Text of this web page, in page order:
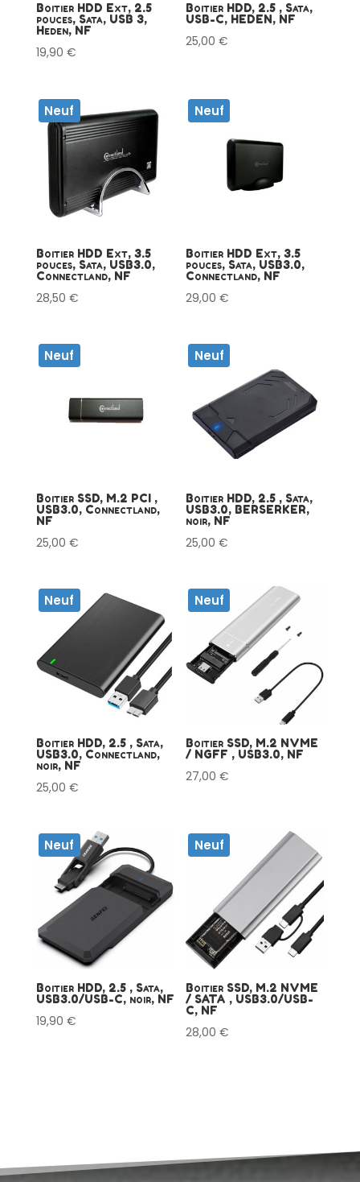
Boitier HDD Ext, 2.5
pouces, Sata, USB 3,
Heden, NF
19,90 €
Boitier HDD, 2.5 , Sata,
USB-C, HEDEN, NF
25,00€
Neuf
Boitier HDD Ext, 3.5
pouces, Sata, USB3.0,
Connectland, NF
28,50 €
Neuf
Boitier HDD Ext, 3.5
pouces, Sata, USB3.0,
Connectland, NF
29,00€
Neuf
Boitier SSD, M.2 PCI ,
USB3.0, Connectland,
NF
25,00 €
Neuf
Boitier HDD, 2.5 , Sata,
USB3.0, BERSERKER,
noir, NF
25,00€
Neuf
Boitier HDD, 2.5 , Sata,
USB3.0, Connectland,
noir, NF
25,00 €
Neuf
Boitier SSD, M.2 NVME
/ NGFF , USB3.0, NF
27,00€
Neuf
Boitier HDD, 2.5 , Sata,
USB3.0/USB-C, noir, NF
19,90 €
Neuf
Boitier SSD, M.2 NVME
/ SATA , USB3.0/USB-
C, NF
28,00€